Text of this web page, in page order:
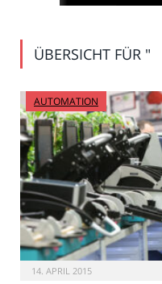
ÜBERSICHT FÜR "
AUTOMATION
14. APRIL 2015